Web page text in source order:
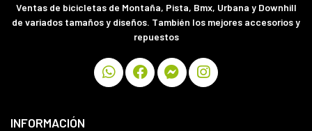
Ventas de bicicletas de Montaña, Pista, Bmx, Urbana y Downhill
de variados tamaños y diseños. También los mejores accesorios y
repuestos
INFORMACIÓN